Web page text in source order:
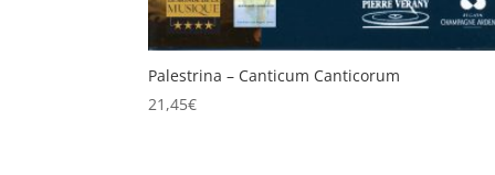
Palestrina – Canticum Canticorum
21,45€